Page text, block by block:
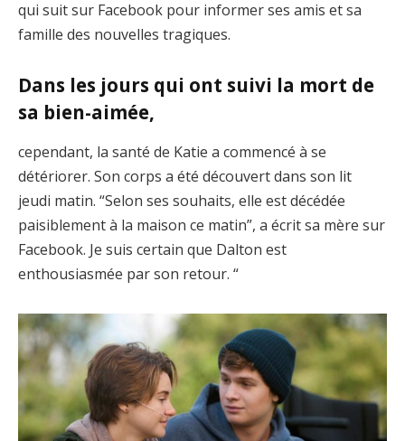
qui suit sur Facebook pour informer ses amis et sa
famille des nouvelles tragiques.
Dans les jours qui ont suivi la mort de
sa bien-aimée,
cependant, la santé de Katie a commencé à se
détériorer. Son corps a été découvert dans son lit
jeudi matin. “Selon ses souhaits, elle est décédée
paisiblement à la maison ce matin”, a écrit sa mère sur
Facebook. Je suis certain que Dalton est
enthousiasmée par son retour. “